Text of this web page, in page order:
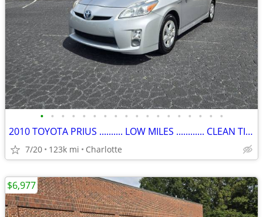
• • • • • • • • • • • • • • • • • •
2010 TOYOTA PRIUS .......... LOW MILES ............ CLEAN TITLE ...
7/20 123k mi Charlotte
$6,977